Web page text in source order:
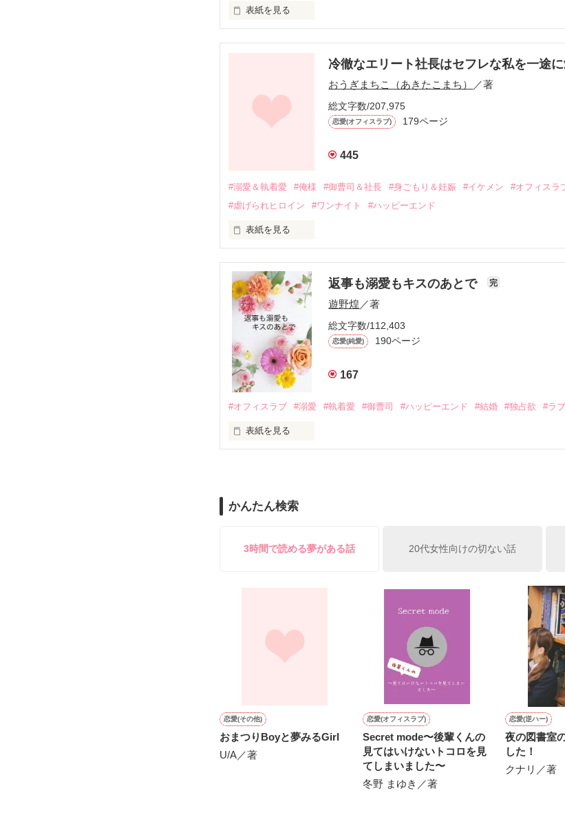
表紙を見る
しかし、ある出来事をきっかけに二人の関係は壊れてしまう。
関係修復もできないまま、美桜は両親の離婚によって
引っ越すことになり、哲平とも離れ離れになった。
そして、ひょんなことから
酔った勢いで一夜を共にしてしまった。
さらに、美桜が初めてだと知った哲平は
甘やかしてくる。
そんなある日、哲平は美桜がストーカー被害に
遭っていることを知る。
美桜を守るため、哲平は同居を提案してきて――。
夏木美桜(なつきみお)
✕
鳴海哲平 (なるみてっぺい)
止まっていたはずの二人の時間が、再び動き出す。
作品を読む
冷徹なエリート社長はセフレな私を一途
おうぎまちこ（あきたこまち） ／著
総文字数/207,975
恋愛(オフィスラブ) 179ページ
445
#溺愛＆執着愛 #俺様 #御曹司＆社長 #身ごもり＆妊娠 #イケメン #オフィスラ
#虐げられヒロイン
#ワンナイト #ハッピーエンド
表紙を見る
帰国後、美桜は新しい職場でワンナイトした美青年と再会。なんと彼の正
も関わらず、一族を離れて起業した新進気鋭の実業家、社内でも冷徹だと
人だったのだ――！
なぜか恭司から飼い猫の世話係を命じられた美桜は、猫の世話を口実に
返事も溺愛もキスのあとで 完
遊野煌 ／著
総文字数/112,403
恋愛(純愛) 190ページ
167
#オフィスラブ #溺愛 #執着愛 #御曹司 #ハッピーエンド #結婚 #独占欲 #ラ
表紙を見る
雪瀬鷹哉（29）が『──俺と結婚してくれないか』といきなりプロポーズを
鷹哉『宜しくな、俺の雛子』🦅
シゴデキで冷徹な上司が見せる素顔は、なぜか想像以上に甘くて
※表紙も作中使用の画像も全てフリー素材です。
※執筆期間2026.6.3〜7.20完結です。
※他サイトさんにて恋愛トレンド1位でした〜良かったら読んで頂けると
かんたん検索
3時間で読める夢がある話 20代女性向けの切ない話
恋愛(その他)
おまつりBoyと夢みるGirl
U/A／著
恋愛(オフィスラブ)
Secret mode〜後輩くんの
見てはいけないトコロを見
てしまいました〜
冬野 まゆき／著
恋愛(逆ハー)
夜の図書室
した！
クナリ／著